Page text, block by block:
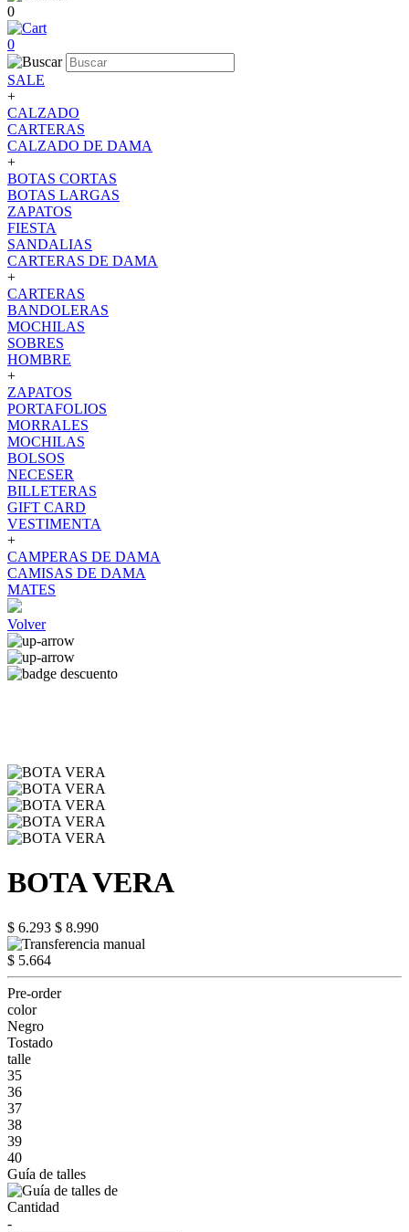
0
0
SALE
+
CALZADO
CARTERAS
CALZADO DE DAMA
+
BOTAS CORTAS
BOTAS LARGAS
ZAPATOS
FIESTA
SANDALIAS
CARTERAS DE DAMA
+
CARTERAS
BANDOLERAS
MOCHILAS
SOBRES
HOMBRE
+
ZAPATOS
PORTAFOLIOS
MORRALES
MOCHILAS
BOLSOS
NECESER
BILLETERAS
GIFT CARD
VESTIMENTA
+
CAMPERAS DE DAMA
CAMISAS DE DAMA
MATES
Volver
BOTA VERA
$ 6.293 $ 8.990
$ 5.664
Pre-order
color
Negro
Tostado
talle
35
36
37
38
39
40
Guía de talles
Cantidad
-